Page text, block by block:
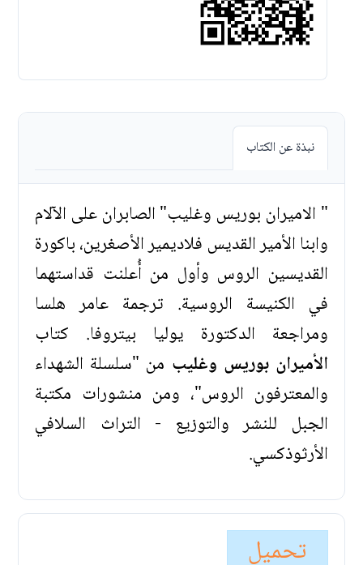
نبذة عن الكتاب
" الاميران بوريس وغليب" الصابران على الآلام
وابنا الأمير القديس فلاديمير الأصغرين، باكورة
القديسين الروس وأول من أُعلنت قداستهما
في الكنيسة الروسية. ترجمة عامر هلسا
ومراجعة الدكتورة يوليا بيتروفا. كتاب
الأميران بوريس وغليب من "سلسلة الشهداء
والمعترفون الروس"، ومن منشورات مكتبة
الجبل للنشر والتوزيع - التراث السلافي
الأرثوذكسي.
تحميل